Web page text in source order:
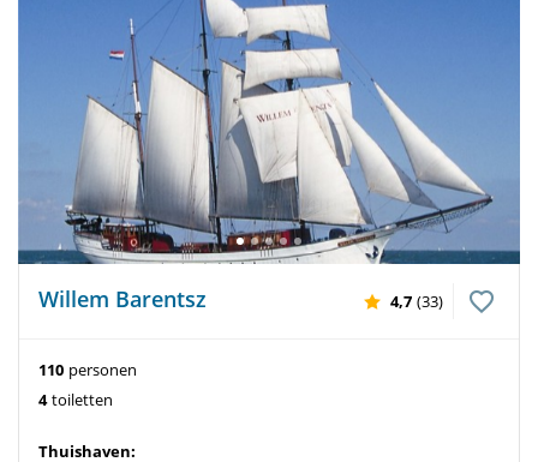
Willem Barentsz 4,7 (33)
110 personen
4 toiletten
Thuishaven: